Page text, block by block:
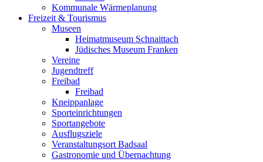
Kommunale Wärmeplanung
Freizeit & Tourismus
Museen
Heimatmuseum Schnaittach
Jüdisches Museum Franken
Vereine
Jugendtreff
Freibad
Freibad
Kneippanlage
Sporteinrichtungen
Sportangebote
Ausflugsziele
Veranstaltungsort Badsaal
Gastronomie und Übernachtung